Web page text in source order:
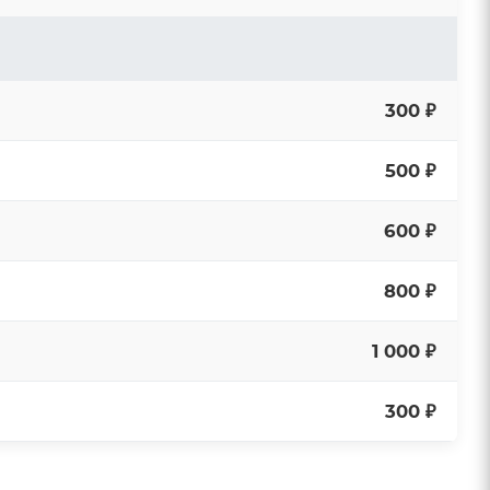
300 ₽
500 ₽
600 ₽
800 ₽
1 000 ₽
300 ₽